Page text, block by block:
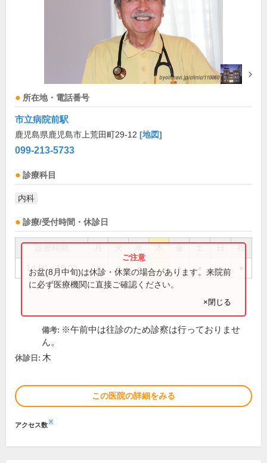
所在地・電話番号
市立病院前駅
鹿児島県鹿児島市上荒田町29-12 [地図]
099-213-5733
診療科目
内科
診療/受付時間・休診日
祝
14:00～18:00 ● ● ● ● ●
お盆(8月中旬)は休診・休業の場合があります。来院前
に必ず医療機関に直接ご確認ください。
×閉じる
備考: ※午前中は往診のため診察は行っておりませ
ん。
休診日: 木
この医院の詳細をみる
アクセス数※